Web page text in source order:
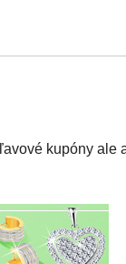
kupóny ale